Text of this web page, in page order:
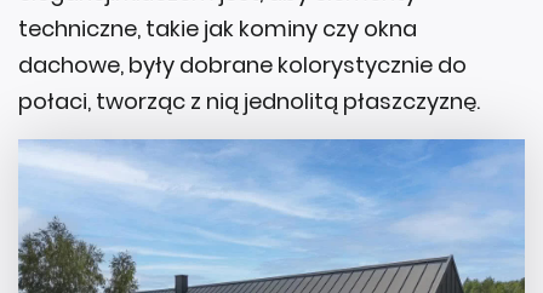
techniczne, takie jak kominy czy okna
dachowe, były dobrane kolorystycznie do
połaci, tworząc z nią jednolitą płaszczyznę.